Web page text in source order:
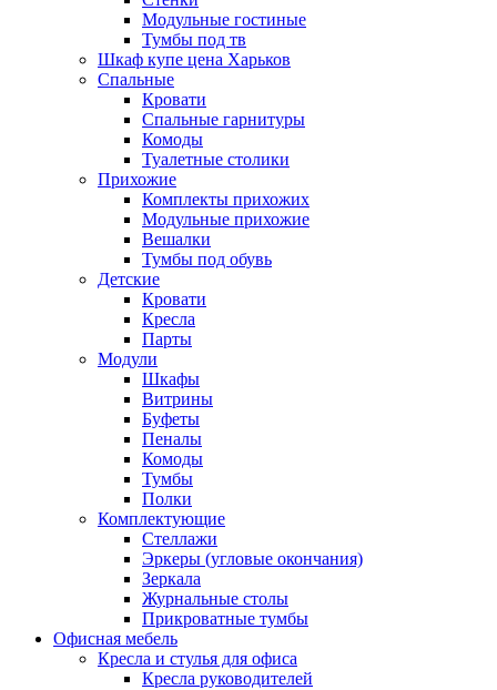
Модульные гостиные
Тумбы под тв
Шкаф купе цена Харьков
Спальные
Кровати
Спальные гарнитуры
Комоды
Туалетные столики
Прихожие
Комплекты прихожих
Модульные прихожие
Вешалки
Тумбы под обувь
Детские
Кровати
Кресла
Парты
Модули
Шкафы
Витрины
Буфеты
Пеналы
Комоды
Тумбы
Полки
Комплектующие
Стеллажи
Эркеры (угловые окончания)
Зеркала
Журнальные столы
Прикроватные тумбы
Офисная мебель
Кресла и стулья для офиса
Кресла руководителей